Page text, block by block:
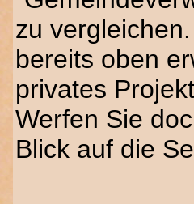
zu
bereits oben
privates
Werfen Sie
Blick auf die